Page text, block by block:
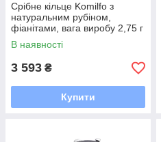
Срібне кільце Komilfo з
натуральним рубіном,
фіанітами, вага виробу 2,75 г
(2205142) 18 розмір
В наявності
3 593 ₴
Купити